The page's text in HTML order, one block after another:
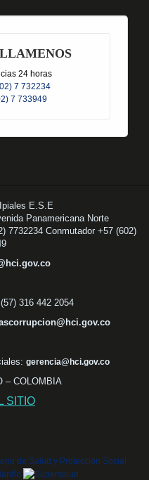
24 horas
7 732234
7 733949
E.S.E
Panamericana Norte
7732234 Conmutador +57 (602)
316 442 2054
gerencia@hci.gov.co
– COLOMBIA
SITIO